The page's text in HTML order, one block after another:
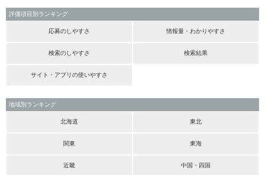
評価項目別ランキング
応募のしやすさ 情報量・わかりやすさ
検索のしやすさ 検索結果
サイト・アプリの使いやすさ
地域別ランキング
北海道 東北
関東 東海
近畿 中国・四国